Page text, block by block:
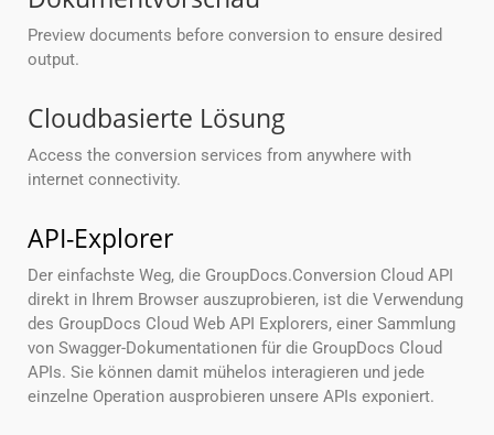
Preview documents before conversion to ensure desired
output.
Cloudbasierte Lösung
Access the conversion services from anywhere with
internet connectivity.
API-Explorer
Der einfachste Weg, die GroupDocs.Conversion Cloud API
direkt in Ihrem Browser auszuprobieren, ist die Verwendung
des GroupDocs Cloud Web API Explorers, einer Sammlung
von Swagger-Dokumentationen für die GroupDocs Cloud
APIs. Sie können damit mühelos interagieren und jede
einzelne Operation ausprobieren unsere APIs exponiert.